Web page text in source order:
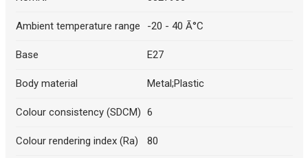
Ambient temperature range -20 - 40 Ā°C
Base E27
Body material Metal;Plastic
Colour consistency (SDCM) 6
Colour rendering index (Ra) 80